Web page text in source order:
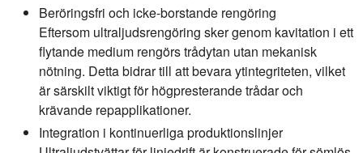
Beröringsfri och icke-borstande rengöring
Eftersom ultraljudsrengöring sker genom kavitation i ett
flytande medium rengörs trådytan utan mekanisk
nötning. Detta bidrar till att bevara ytintegriteten, vilket
är särskilt viktigt för högpresterande trådar och
krävande repapplikationer.
Integration i kontinuerliga produktionslinjer